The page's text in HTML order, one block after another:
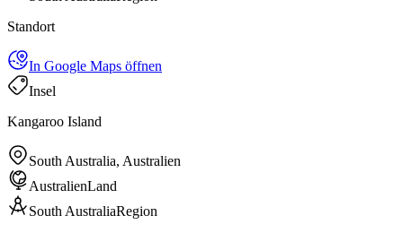
Standort
In Google Maps öffnen
Insel
Kangaroo Island
South Australia, Australien
AustralienLand
South AustraliaRegion